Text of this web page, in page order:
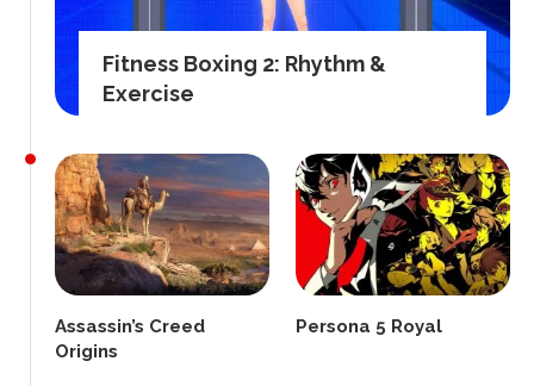
Fitness Boxing 2: Rhythm &
Exercise
Assassin’s Creed
Origins
Persona 5 Royal